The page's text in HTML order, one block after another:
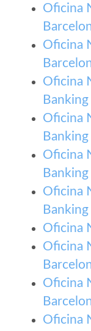
Oficina
Oficina
Oficina
Oficina
Oficina
Oficina
Oficina
Oficina
Oficina
Oficina